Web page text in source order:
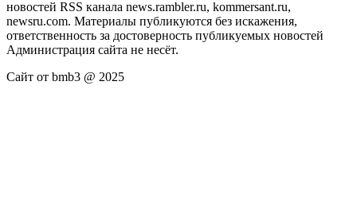
новостей RSS канала news.rambler.ru, kommersant.ru,
newsru.com. Материалы публикуются без искажения,
ответственность за достоверность публикуемых новостей
Администрация сайта не несёт.
Сайт от bmb3 @ 2025